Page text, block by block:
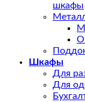
шкафы
Шкафы
Для
Для